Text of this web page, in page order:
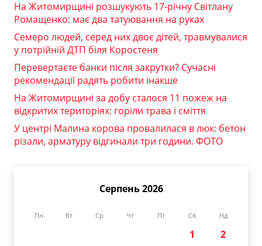
На Житомирщині розшукують 17-річну Світлану
Ромащенко: має два татуювання на руках
Семеро людей, серед них двоє дітей, травмувалися
у потрійній ДТП біля Коростеня
Перевертаєте банки після закрутки? Сучасні
рекомендації радять робити інакше
На Житомирщині за добу сталося 11 пожеж на
відкритих територіях: горіли трава і сміття
У центрі Малина корова провалилася в люк: бетон
різали, арматуру відгинали три години. ФОТО
Серпень 2026
Пн Вт Ср Чт Пт Сб Нд
1
2